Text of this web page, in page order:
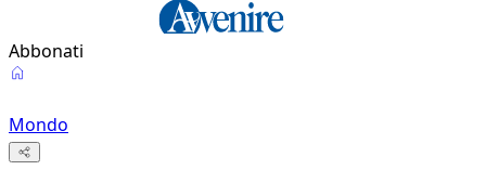
Abbonati
Mondo